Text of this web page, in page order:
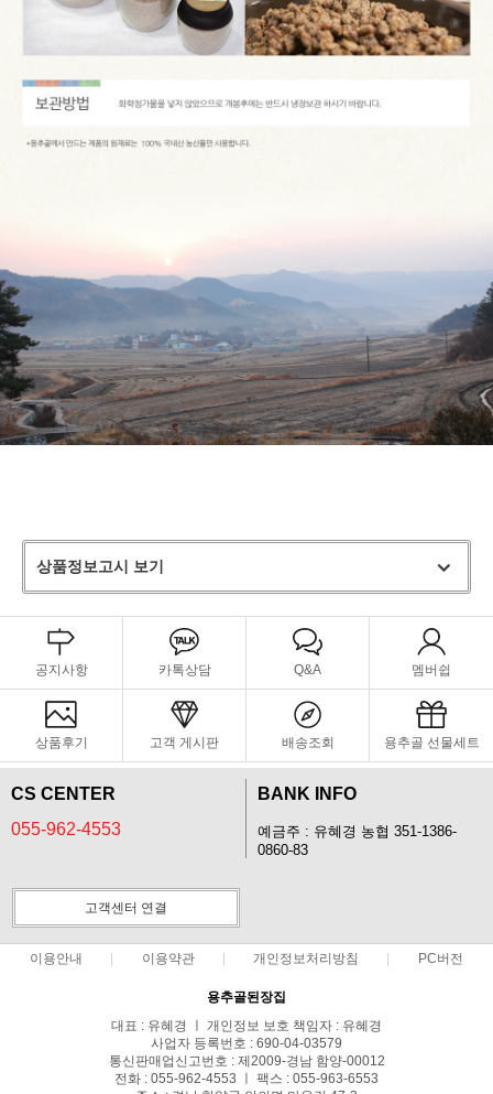
상품정보고시 보기
공지사항 카톡상담 Q&A 멤버쉽
상품후기 고객 게시판 배송조회 용추골 선물세트
CS CENTER
055-962-4553
BANK INFO
예금주 : 유혜경 농협 351-1386-
0860-83
고객센터 연결
이용안내 이용약관 개인정보처리방침 PC버전
용추골된장집
대표 : 유혜경 ㅣ 개인정보 보호 책임자 : 유혜경
사업자 등록번호 : 690-04-03579
통신판매업신고번호 : 제2009-경남 함양-00012
전화 : 055-962-4553 ㅣ 팩스 : 055-963-6553